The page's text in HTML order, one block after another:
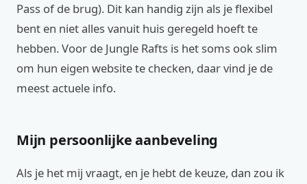
Pass of de brug). Dit kan handig zijn als je flexibel
bent en niet alles vanuit huis geregeld hoeft te
hebben. Voor de Jungle Rafts is het soms ook slim
om hun eigen website te checken, daar vind je de
meest actuele info.
Mijn persoonlijke aanbeveling
Als je het mij vraagt, en je hebt de keuze, dan zou ik